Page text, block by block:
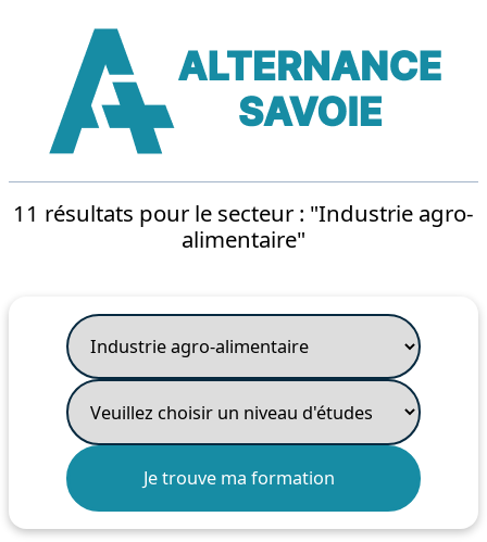
11 résultats pour le secteur : "Industrie agro-
alimentaire"